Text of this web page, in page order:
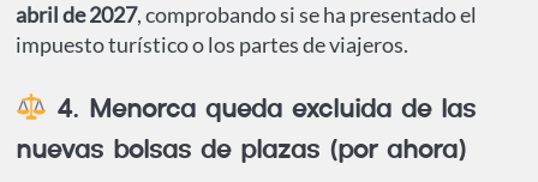
abril de 2027, comprobando si se ha presentado el
impuesto turístico o los partes de viajeros.
4. Menorca queda excluida de las
nuevas bolsas de plazas (por ahora)